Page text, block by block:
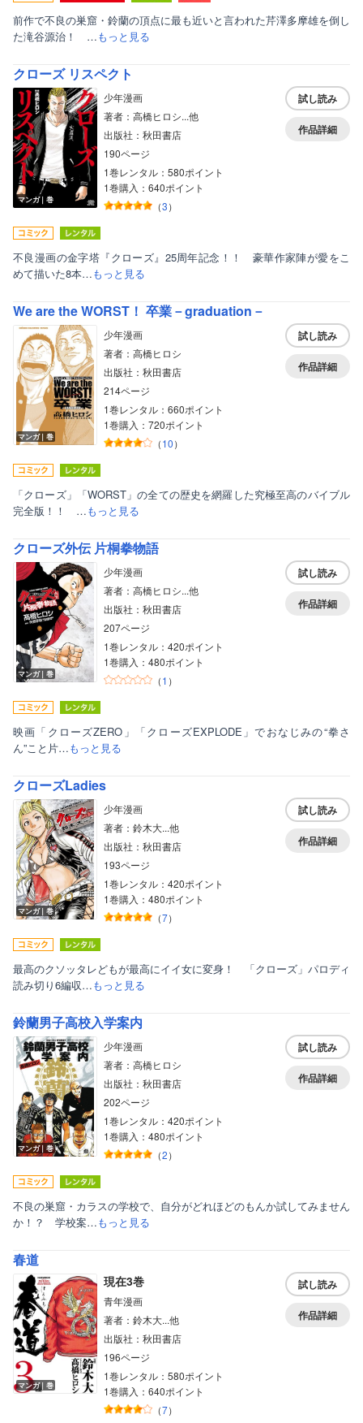
前作で不良の巣窟・鈴蘭の頂点に最も近いと言われた芹澤多摩雄を倒し
た滝谷源治！ …もっと見る
クローズ リスペクト
マンガ｜巻
少年漫画
著者：高橋ヒロシ...他
出版社：秋田書店
190ページ
1巻レンタル：580ポイント
1巻購入：640ポイント
（3）
試し読み
作品詳細
不良漫画の金字塔『クローズ』25周年記念！！ 豪華作家陣が愛をこ
めて描いた8本…もっと見る
We are the WORST！ 卒業－graduation－
マンガ｜巻
少年漫画
著者：高橋ヒロシ
出版社：秋田書店
214ページ
1巻レンタル：660ポイント
1巻購入：720ポイント
（10）
試し読み
作品詳細
「クローズ」「WORST」の全ての歴史を網羅した究極至高のバイブル
完全版！！ …もっと見る
クローズ外伝 片桐拳物語
マンガ｜巻
少年漫画
著者：高橋ヒロシ...他
出版社：秋田書店
207ページ
1巻レンタル：420ポイント
1巻購入：480ポイント
（1 ）
試し読み
作品詳細
映画「クローズZERO」「クローズEXPLODE」でおなじみの“拳さ
ん”こと片…もっと見る
クローズLadies
マンガ｜巻
少年漫画
著者：鈴木大...他
出版社：秋田書店
193ページ
1巻レンタル：420ポイント
1巻購入：480ポイント
（7）
試し読み
作品詳細
最高のクソッタレどもが最高にイイ女に変身！ 「クローズ」パロディ
読み切り6編収…もっと見る
鈴蘭男子高校入学案内
マンガ｜巻
少年漫画
著者：高橋ヒロシ
出版社：秋田書店
202ページ
1巻レンタル：420ポイント
1巻購入：480ポイント
（2）
試し読み
作品詳細
不良の巣窟・カラスの学校で、自分がどれほどのもんか試してみません
か！？ 学校案…もっと見る
春道
マンガ｜巻
現在3巻
青年漫画
著者：鈴木大...他
出版社：秋田書店
196ページ
1巻レンタル：580ポイント
1巻購入：640ポイント
（7）
試し読み
作品詳細